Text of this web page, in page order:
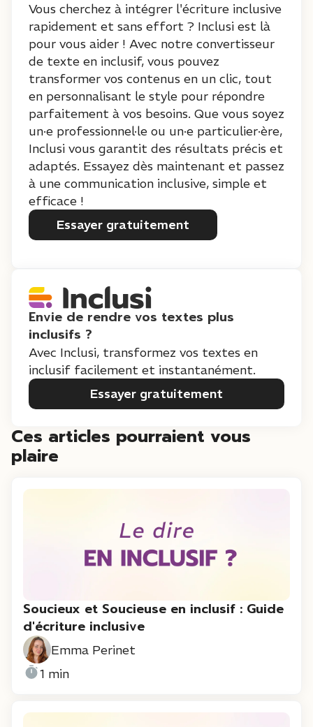
Vous cherchez à intégrer l'écriture inclusive
rapidement et sans effort ? Inclusi est là
pour vous aider ! Avec notre convertisseur
de texte en inclusif, vous pouvez
transformer vos contenus en un clic, tout
en personnalisant le style pour répondre
parfaitement à vos besoins. Que vous soyez
un·e professionnel·le ou un·e particulier·ère,
Inclusi vous garantit des résultats précis et
adaptés. Essayez dès maintenant et passez
à une communication inclusive, simple et
efficace !
Essayer gratuitement
Envie de rendre vos textes plus
inclusifs ?
Avec Inclusi, transformez vos textes en
inclusif facilement et instantanément.
Essayer gratuitement
Ces articles pourraient vous
plaire
Soucieux et Soucieuse en inclusif : Guide
d'écriture inclusive
Emma Perinet
1 min